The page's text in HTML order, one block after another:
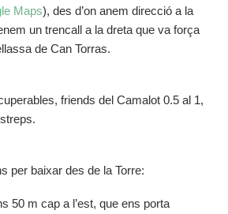
Maps), des d’on anem direcció a la
un trencall a la dreta que va força
de Can Torras.
friends del Camalot 0.5 al 1,
per baixar des de la Torre:
50 m cap a l’est, que ens porta